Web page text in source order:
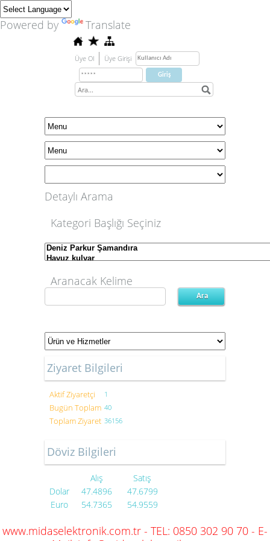
Powered by Translate
Üye Ol Üye Girişi
Detaylı Arama
Kategori Başlığı Seçiniz
Aranacak Kelime
Ziyaret Bilgileri
Aktif Ziyaretçi 1
Bugün Toplam 40
Toplam Ziyaret 36156
Döviz Bilgileri
Alış
Satış
Dolar
47.4896
47.6799
Euro
54.7365 54.9559
www.midaselektronik.com.tr - TEL: 0850 302 90 70 - E-